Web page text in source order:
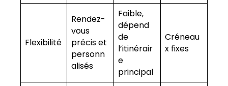
Flexibilité
Rendez-
vous
précis et
personn
alisés
Faible,
dépend
de
l’itinérair
e
principal
Créneau
x fixes